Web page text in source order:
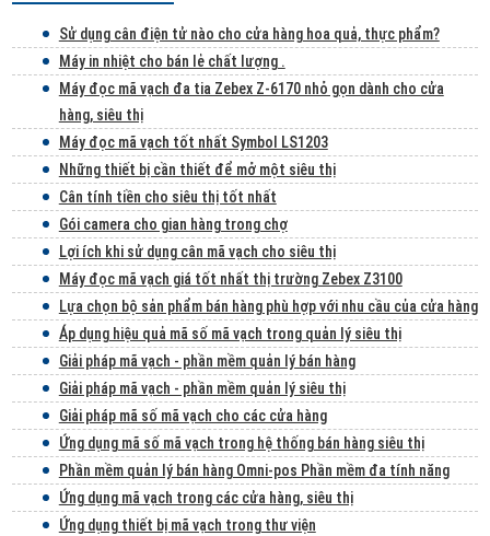
Sử dụng cân điện tử nào cho cửa hàng hoa quả, thực phẩm?
Máy in nhiệt cho bán lẻ chất lượng .
Máy đọc mã vạch đa tia Zebex Z-6170 nhỏ gọn dành cho cửa
hàng, siêu thị
Máy đọc mã vạch tốt nhất Symbol LS1203
Những thiết bị cần thiết để mở một siêu thị
Cân tính tiền cho siêu thị tốt nhất
Gói camera cho gian hàng trong chợ
Lợi ích khi sử dụng cân mã vạch cho siêu thị
Máy đọc mã vạch giá tốt nhất thị trường Zebex Z3100
Lựa chọn bộ sản phẩm bán hàng phù hợp với nhu cầu của cửa hàng
Áp dụng hiệu quả mã số mã vạch trong quản lý siêu thị
Giải pháp mã vạch - phần mềm quản lý bán hàng
Giải pháp mã vạch - phần mềm quản lý siêu thị
Giải pháp mã số mã vạch cho các cửa hàng
Ứng dụng mã số mã vạch trong hệ thống bán hàng siêu thị
Phần mềm quản lý bán hàng Omni-pos Phần mềm đa tính năng
Ứng dụng mã vạch trong các cửa hàng, siêu thị
Ứng dụng thiết bị mã vạch trong thư viện